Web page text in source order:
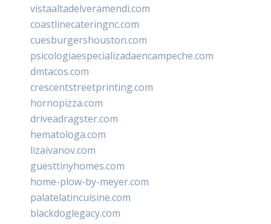
vistaaltadelveramendi.com
coastlinecateringnc.com
cuesburgershouston.com
psicologiaespecializadaencampeche.com
dmtacos.com
crescentstreetprinting.com
hornopizza.com
driveadragster.com
hematologa.com
lizaivanov.com
guesttinyhomes.com
home-plow-by-meyer.com
palatelatincuisine.com
blackdoglegacy.com